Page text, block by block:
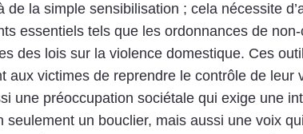
la simple sensibilisation ; cela nécessite
essentiels tels que les ordonnances de
des lois sur la violence domestique. Ces
victimes de reprendre le contrôle de leur
une préoccupation sociétale qui exige une
un bouclier, mais aussi une voix